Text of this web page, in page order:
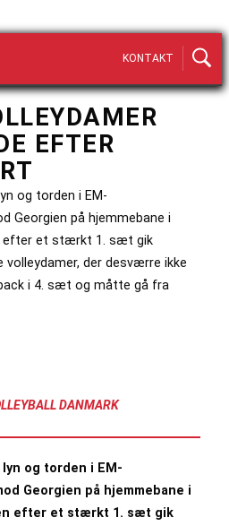
KONTAKT
EFTER
og torden i EM-
Georgien på hjemmebane i
efter et stærkt 1. sæt gik
volleydamer, der desværre ikke
i 4. sæt og måtte gå fra
DANMARK
og torden i EM-
Georgien på hjemmebane i
efter et stærkt 1. sæt gik